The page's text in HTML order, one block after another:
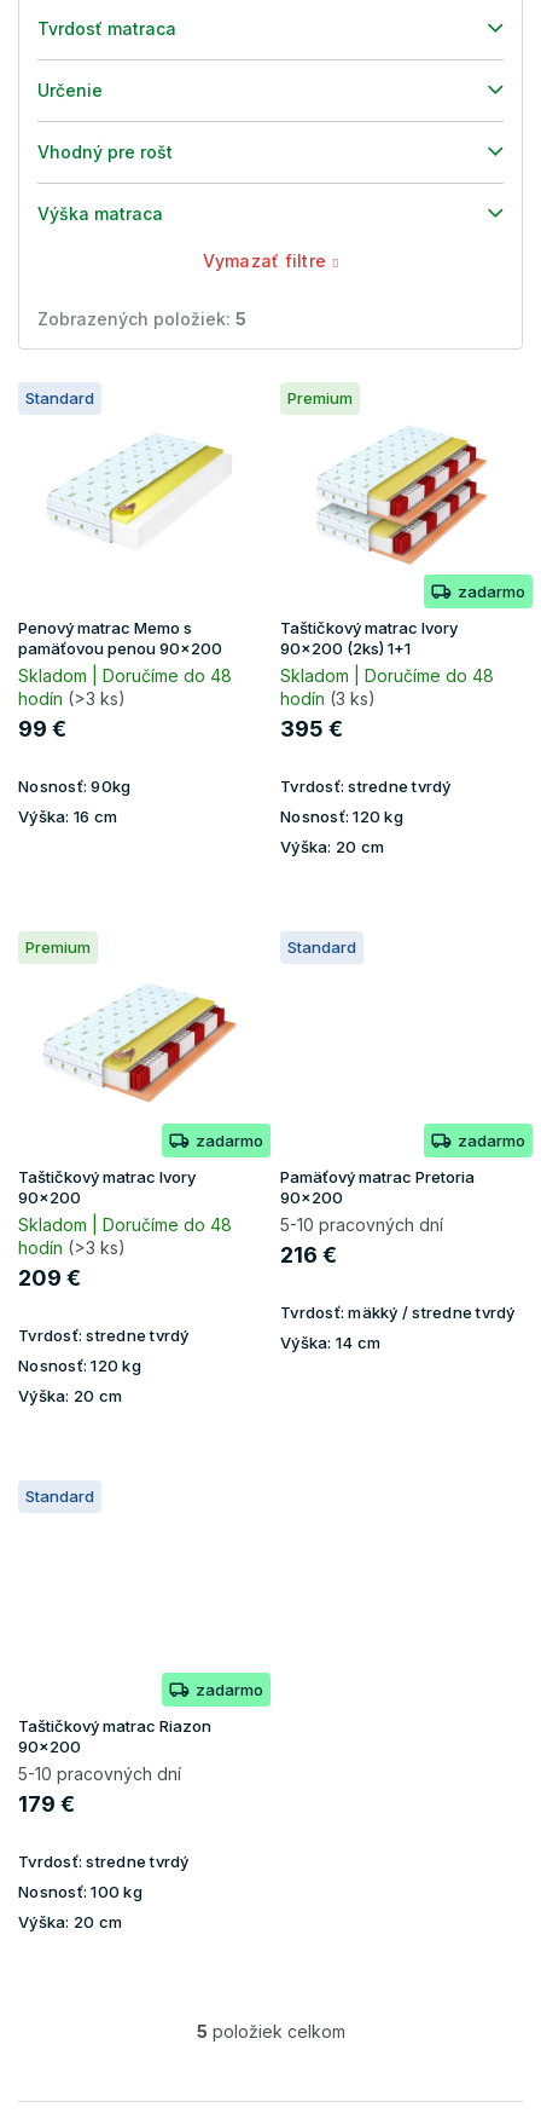
Tvrdosť matraca
Určenie
Vhodný pre rošt
Výška matraca
Vymazať filtre
Zobrazených položiek: 5
V
ý
u
k
t
o
v
Standard
Penový matrac Memo s
pamäťovou penou 90x200
Skladom | Doručíme do 48
hodín (>3 ks)
99 €
Nosnosť: 90kg
Výška: 16 cm
Premium
zadarmo
Taštičkový matrac Ivory
90x200 (2ks) 1+1
Skladom | Doručíme do 48
hodín (3 ks)
395 €
Tvrdosť: stredne tvrdý
Nosnosť: 120 kg
Výška: 20 cm
Premium
zadarmo
Taštičkový matrac Ivory
90x200
Skladom | Doručíme do 48
hodín (>3 ks)
209 €
Tvrdosť: stredne tvrdý
Nosnosť: 120 kg
Výška: 20 cm
Standard
zadarmo
Pamäťový matrac Pretoria
90x200
5-10 pracovných dní
216 €
Tvrdosť: mäkký / stredne tvrdý
Výška: 14 cm
Standard
zadarmo
Taštičkový matrac Riazon
90x200
5-10 pracovných dní
179 €
Tvrdosť: stredne tvrdý
Nosnosť: 100 kg
Výška: 20 cm
O
á
5 položiek celkom